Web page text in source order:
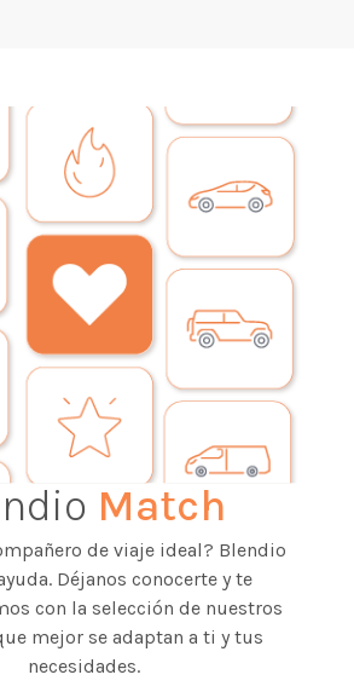
Match
de viaje ideal? Blendio
Déjanos conocerte y te
con la selección de nuestros
mejor se adaptan a ti y tus
necesidades.